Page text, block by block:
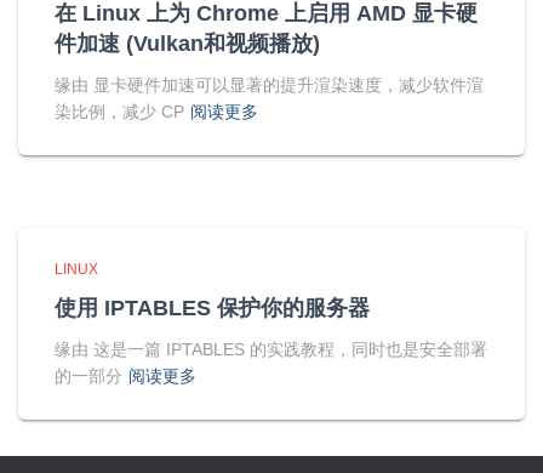
在 Linux 上为 Chrome 上启用 AMD 显卡硬
件加速 (Vulkan和视频播放)
缘由 显卡硬件加速可以显著的提升渲染速度，减少软件渲
染比例，减少 CP 阅读更多
LINUX
使用 IPTABLES 保护你的服务器
缘由 这是一篇 IPTABLES 的实践教程，同时也是安全部署
的一部分 阅读更多